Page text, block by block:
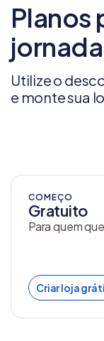
Planos
jornada
Utilize o
e monte sua
COMEÇO
Gratuito
Para quem
Criar loja